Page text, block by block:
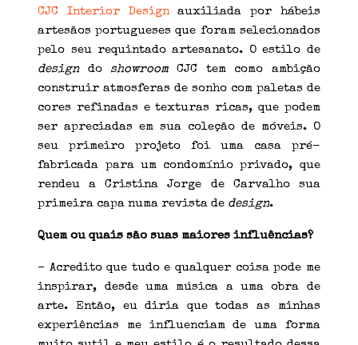
CJC Interior Designauxiliada por hábeis
artesãos portugueses que foram selecionados
pelo seu requintado artesanato. O estilo de
designdo showroom CJC tem como ambição
construir atmosferas de sonho com paletas de
cores refinadas e texturas ricas, que podem
ser apreciadas em sua coleção de móveis. O
seu primeiro projeto foi uma casa pré-
fabricada para um condomínio privado, que
rendeu a Cristina Jorge de Carvalho sua
primeira capa numa revista de design.
Quem ou quais são suas maiores influências?
– Acredito que tudo e qualquer coisa pode me
inspirar, desde uma música a uma obra de
arte. Então, eu diria que todas as minhas
experiências me influenciam de uma forma